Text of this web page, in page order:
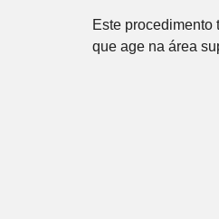
Este procedimento
que age na área